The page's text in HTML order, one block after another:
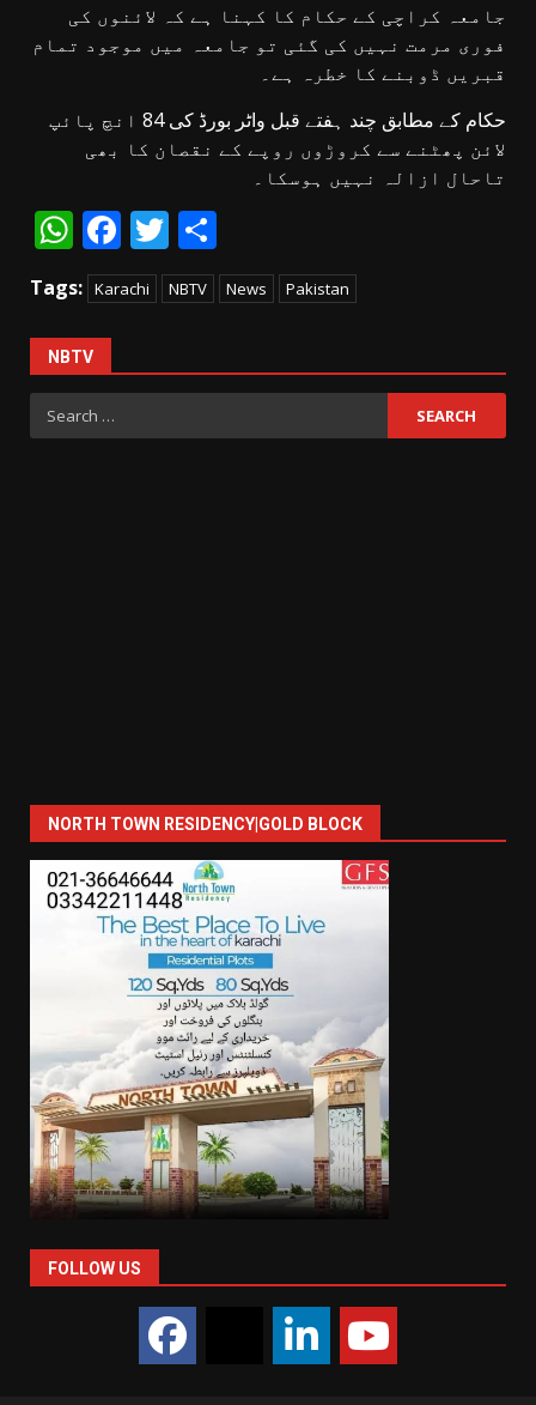
جامعہ کراچی کے حکام کا کہنا ہے کہ لائنوں کی
فوری مرمت نہیں کی گئی تو جامعہ میں موجود تمام
قبریں ڈوبنے کا خطرہ ہے۔
حکام کے مطابق چند ہفتے قبل واٹر بورڈ کی 84 انچ پائپ
لائن پھٹنے سے کروڑوں روپے کے نقصان کا بھی
تاحال ازالہ نہیں ہوسکا۔
WhatsApp
Facebook
Twitter
Tags: Karachi NBTV News Pakistan
NBTV
Search
for:
NORTH TOWN RESIDENCY|GOLD BLOCK
FOLLOW US